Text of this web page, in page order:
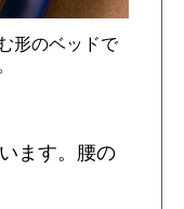
形のベッドで
ます。腰の